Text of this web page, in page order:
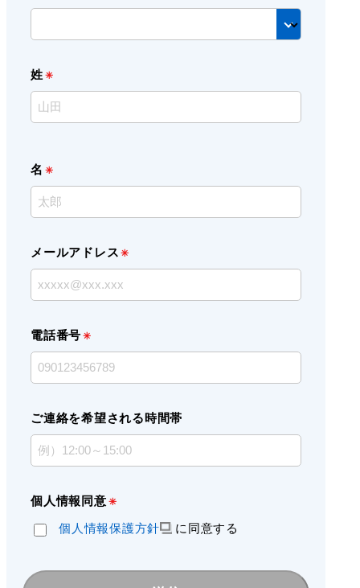
姓
名
メールアドレス
電話番号
ご連絡を希望される時間帯
個人情報同意
個人情報保護方針
に同意する